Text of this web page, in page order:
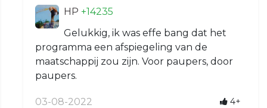
HP +14235
Gelukkig, ik was effe bang dat het
programma een afspiegeling van de
maatschappij zou zijn. Voor paupers, door
paupers.
03-08-2022 4+